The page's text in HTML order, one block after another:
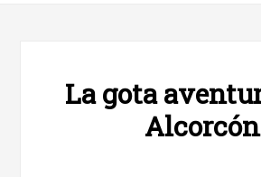
La gota
Alcorcón